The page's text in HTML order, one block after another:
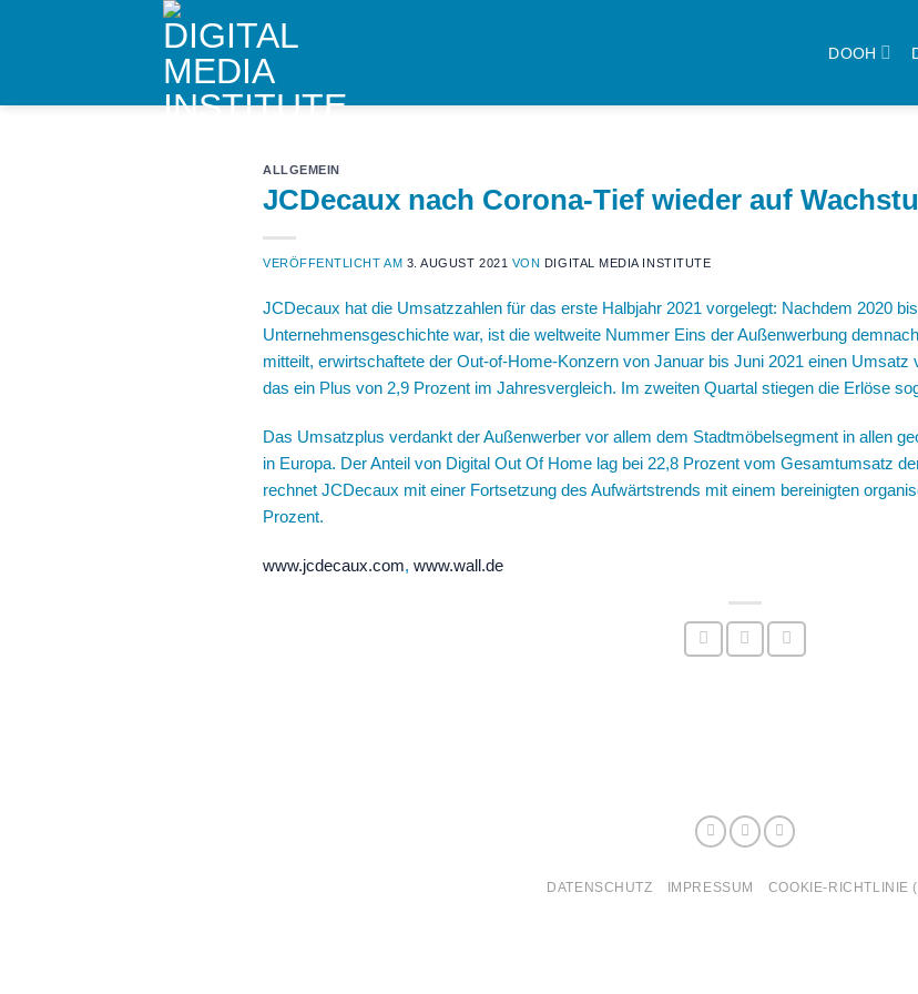
DOOH
ALLGEMEIN
JCDecaux nach Corona-Tief wieder auf
VERÖFFENTLICHT AM 3. AUGUST 2021 VON DIGITAL MEDIA INSTITUTE
JCDecaux hat die Umsatzzahlen für das erste Halbjahr 2021 vorgelegt: Nachdem 2020
Unternehmensgeschichte war, ist die weltweite Nummer Eins der Außenwerbung
mitteilt, erwirtschaftete der Out-of-Home-Konzern von Januar bis Juni 2021 einen Umsatz
das ein Plus von 2,9 Prozent im Jahresvergleich. Im zweiten Quartal stiegen die Erlöse
Das Umsatzplus verdankt der Außenwerber vor allem dem Stadtmöbelsegment in allen
in Europa. Der Anteil von Digital Out Of Home lag bei 22,8 Prozent vom Gesamtumsatz
rechnet JCDecaux mit einer Fortsetzung des Aufwärtstrends mit einem bereinigten
Prozent.
www.jcdecaux.com, www.wall.de
DATENSCHUTZ IMPRESSUM COOKIE-RICHTLINIE